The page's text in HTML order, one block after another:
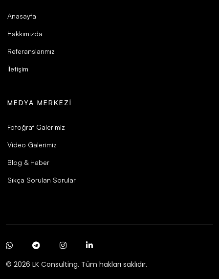
Anasayfa
Hakkımızda
Referanslarımız
İletişim
MEDYA MERKEZI
Fotoğraf Galerimiz
Video Galerimiz
Blog & Haber
Sıkça Sorulan Sorular
© 2026 LK Consulting. Tüm hakları saklıdır.